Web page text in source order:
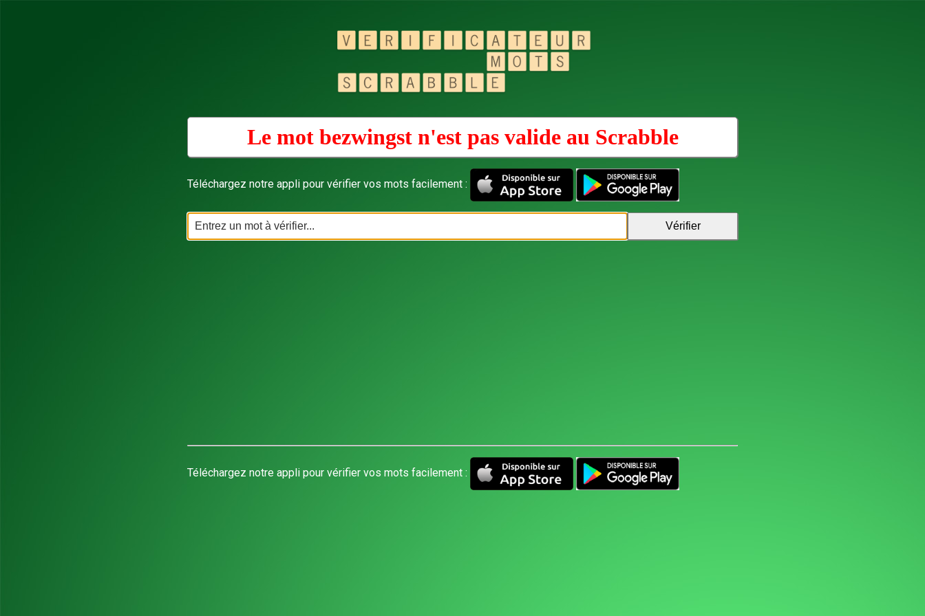
Le mot bezwingst n'est pas valide au Scrabble
Téléchargez notre appli pour vérifier vos mots facilement :
Téléchargez notre appli pour vérifier vos mots facilement :